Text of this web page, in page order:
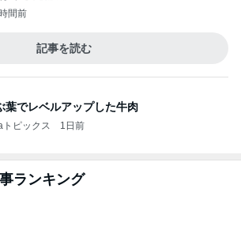
本日のパークレポート（夏休みだけどそこま
で混雑してない東京ディズニーリゾート
「吉田さんちのファミリー日記」Powered by Ame
ba 吉田さんファミリーオフィシャルブログ
出て、ちいかわを観てきました。）
ba 吉田さんファミリーオフィシャルブログ